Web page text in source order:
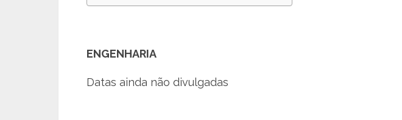
ENGENHARIA
Datas ainda não divulgadas